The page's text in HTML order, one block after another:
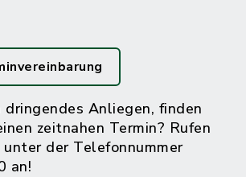
dringendes Anliegen, finden
zeitnahen Termin? Rufen
unter der Telefonnummer
an!